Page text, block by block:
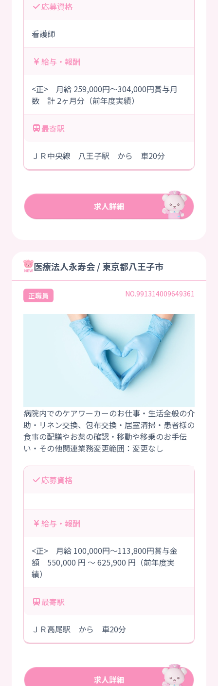
応募資格
看護師
給与・報酬
<正> 月給 259,000円～304,000円賞与月
数 計 2ヶ月分（前年度実績）
最寄駅
ＪＲ中央線 八王子駅 から 車20分
医療法人永寿会 / 東京都八王子市
正職員 NO.991314009649361
病院内でのケアワーカーのお仕事・生活全般の介
助・リネン交換、包布交換・居室清掃・患者様の
食事の配膳やお薬の確認・移動や移乗のお手伝
応募資格
給与・報酬
<正> 月給 100,000円～113,800円賞与金
額 550,000 円 ～ 625,900 円（前年度実
績）
最寄駅
ＪＲ高尾駅 から 車20分